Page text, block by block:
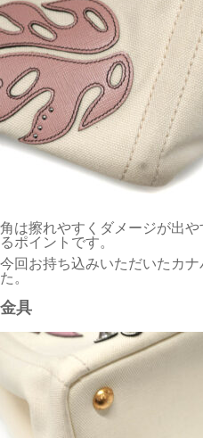
角は擦れやすくダメージが出
るポイントです。
今回お持ち込みいただいたカ
た。
金具